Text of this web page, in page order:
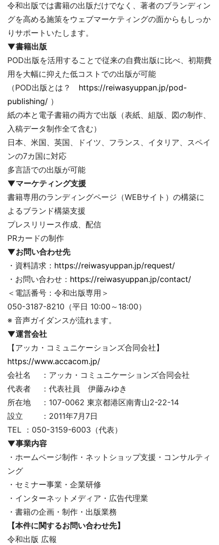
令和出版では書籍の出版だけでなく、著者のブランディン
グを高める施策をウェブマーケティングの面からもしっか
りサポートいたします。
▼書籍出版
POD出版を活用することで従来の自費出版に比べ、初期費
用を大幅に抑えた低コストでの出版が可能
（POD出版とは？ https://reiwasyuppan.jp/pod-
publishing/ ）
紙の本と電子書籍の両方で出版（表紙、組版、図の制作、
入稿データ制作全て含む）
日本、米国、英国、ドイツ、フランス、イタリア、スペイ
ンの7カ国に対応
多言語での出版が可能
▼マーケティング支援
書籍専用のランディングページ（WEBサイト）の構築に
よるブランド構築支援
プレスリリース作成、配信
PRカードの制作
▼お問い合わせ先
・資料請求： https://reiwasyuppan.jp/request/
・お問い合わせ： https://reiwasyuppan.jp/contact/
＜電話番号：令和出版専用＞
050-3187-8210（平日 10:00～18:00）
※ 音声ガイダンスが流れます。
▼運営会社
【アッカ・コミュニケーションズ合同会社】
https://www.accacom.jp/
会社名 ：アッカ・コミュニケーションズ合同会社
代表者 ：代表社員 伊藤みゆき
所在地 ：107-0062 東京都港区南青山2-22-14
設立 ：2011年7月7日
TEL ：050-3159-6003（代表）
▼事業内容
・ホームページ制作・ネットショップ支援・コンサルティ
ング
・セミナー事業・企業研修
・インターネットメディア・広告代理業
・書籍の企画・制作・出版業務
【本件に関するお問い合わせ先】
令和出版 広報